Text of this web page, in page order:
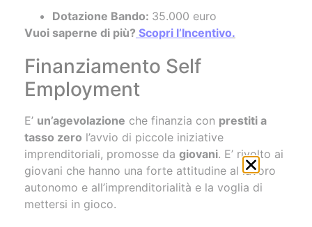
Dotazione Bando: 35.000 euro
Vuoi saperne di più? Scopri l’Incentivo.
Finanziamento Self
Employment
E’ un’agevolazione che finanzia con prestiti a
tasso zero l’avvio di piccole iniziative
imprenditoriali, promosse da giovani. E’ rivolto ai
giovani che hanno una forte attitudine al lavoro
autonomo e all’imprenditorialità e la voglia di
mettersi in gioco.